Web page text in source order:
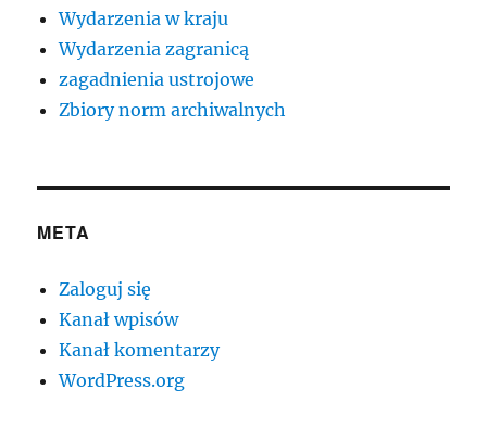
Wydarzenia w kraju
Wydarzenia zagranicą
zagadnienia ustrojowe
Zbiory norm archiwalnych
META
Zaloguj się
Kanał wpisów
Kanał komentarzy
WordPress.org